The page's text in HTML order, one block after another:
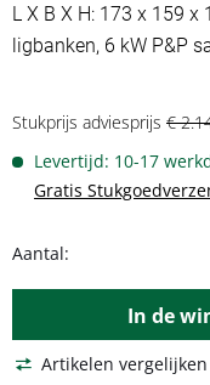
L X B X H: 173 x 159
ligbanken, 6 kW P&P
Stukprijs adviesprijs €
Levertijd: 10-17
Gratis
Aantal:
In de
Artikelen vergelijken